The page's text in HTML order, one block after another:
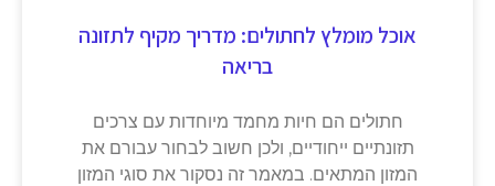
אוכל מומלץ לחתולים: מדריך מקיף לתזונה
בריאה
חתולים הם חיות מחמד מיוחדות עם צרכים
תזונתיים ייחודיים, ולכן חשוב לבחור עבורם את
המזון המתאים. במאמר זה נסקור את סוגי המזון